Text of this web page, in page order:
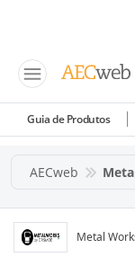
Guia de Produtos
AECweb
Metal